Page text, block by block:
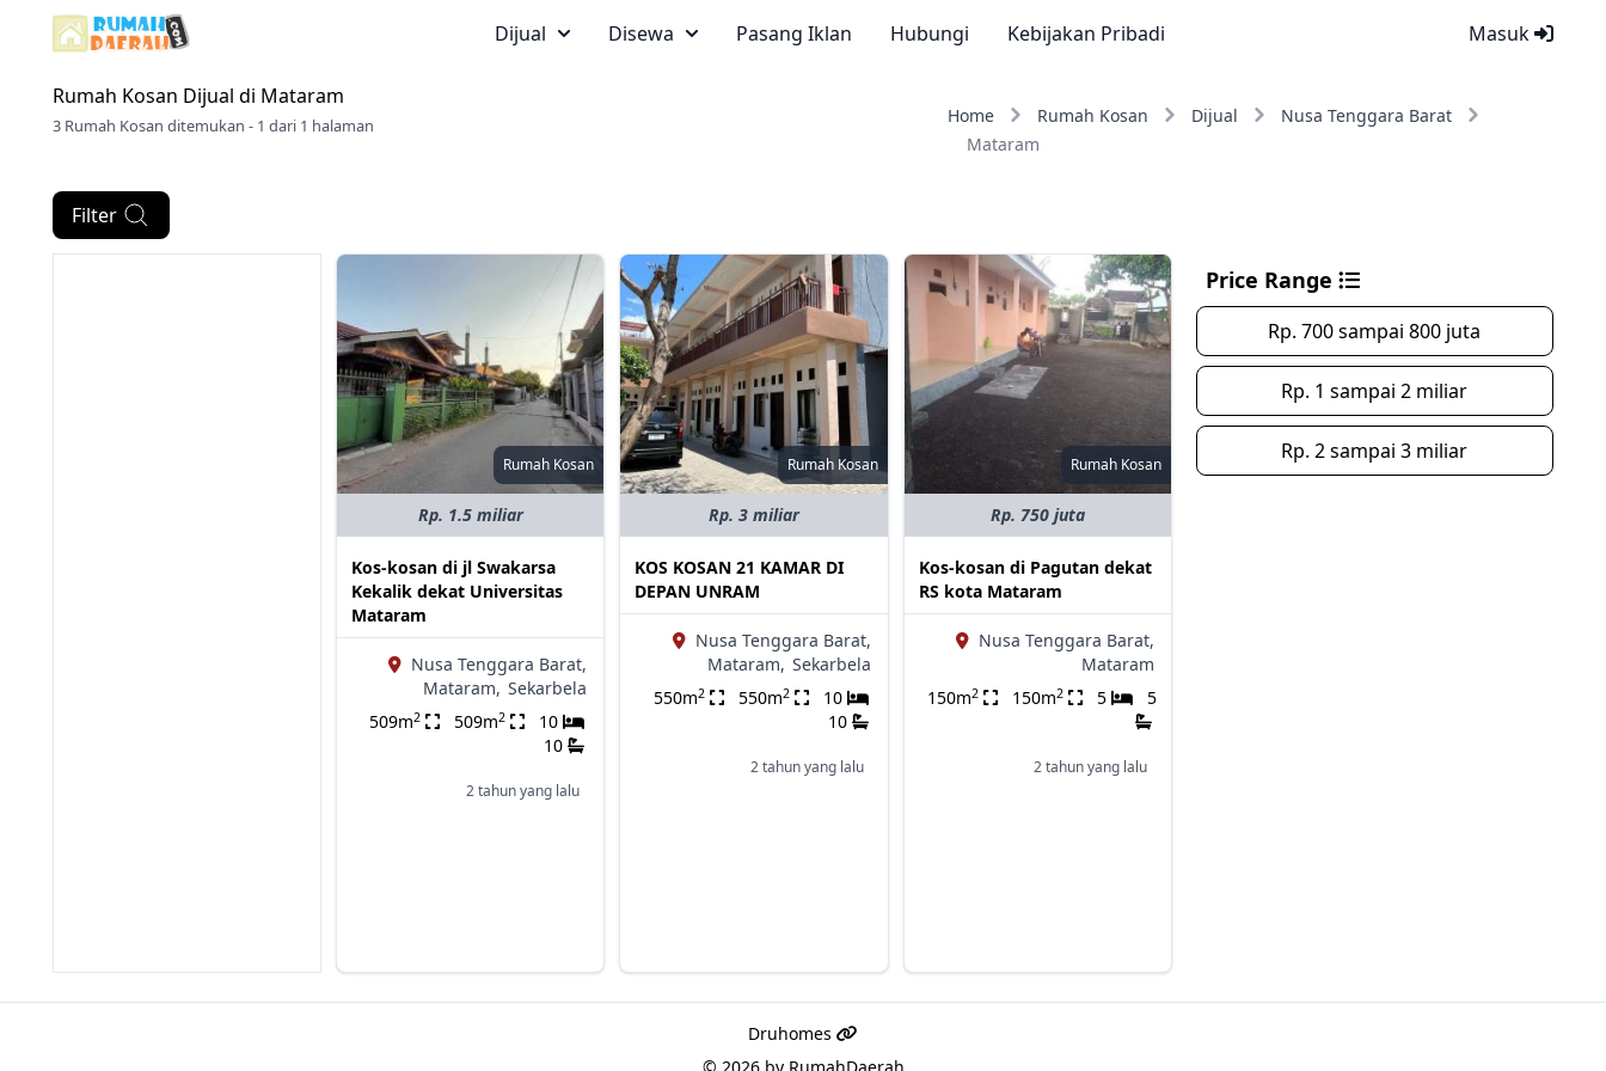
Masuk
Dijual Disewa Pasang Iklan Hubungi Kebijakan Pribadi
Rumah Kosan Dijual di Mataram
3 Rumah Kosan ditemukan - 1 dari 1 halaman Home Rumah Kosan Dijual
Nusa Tenggara Barat
Mataram
Filter
Rumah Kosan
Rp. 1.5 miliar
Kos-kosan di jl Swakarsa
Kekalik dekat Universitas
Mataram
Nusa Tenggara Barat,
Mataram, Sekarbela
509m2 509m2
10
10
2 tahun yang lalu
Rumah Kosan
Rp. 3 miliar
KOS KOSAN 21 KAMAR DI
DEPAN UNRAM
Nusa Tenggara Barat,
Mataram, Sekarbela
550m2 550m2
10
10
2 tahun yang lalu
Rumah Kosan
Rp. 750 juta
Kos-kosan di Pagutan dekat
RS kota Mataram
Nusa Tenggara Barat,
Mataram
150m2 150m2 5 5
2 tahun yang lalu
Price Range
Rp. 700 sampai 800 juta
Rp. 1 sampai 2 miliar
Rp. 2 sampai 3 miliar
Druhomes